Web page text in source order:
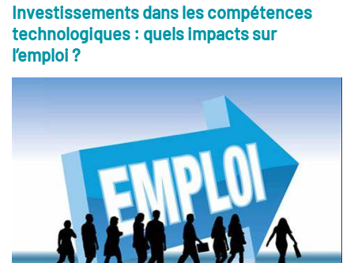
Investissements dans les compétences
technologiques : quels impacts sur
l’emploi ?